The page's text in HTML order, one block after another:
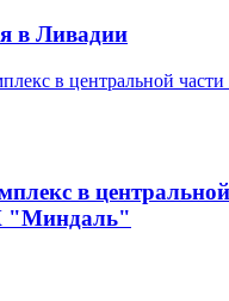
в Ливадии
в